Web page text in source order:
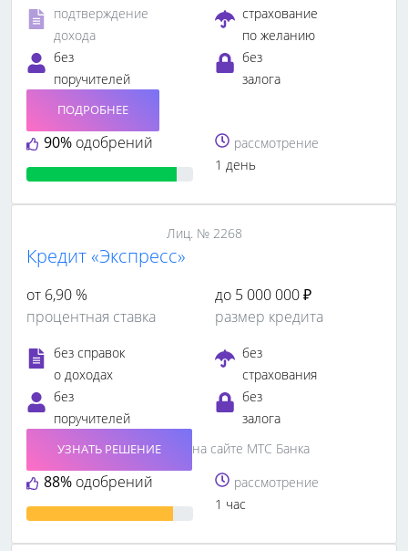
подтверждение
дохода
страхование
по желанию
без
поручителей
без
залога
90% одобрений
ПОДРОБНЕЕ
рассмотрение
1 день
Лиц. № 2268
Кредит «Экспресс»
от 6,90 %
процентная ставка
до 5 000 000 ₽
размер кредита
без справок
о доходах
без
страхования
без
поручителей
без
залога
88% одобрений
УЗНАТЬ РЕШЕНИЕ
на сайте МТС Банка
рассмотрение
1 час